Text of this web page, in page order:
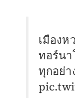
เมืองห
ทอร์น
ทุกอย่า